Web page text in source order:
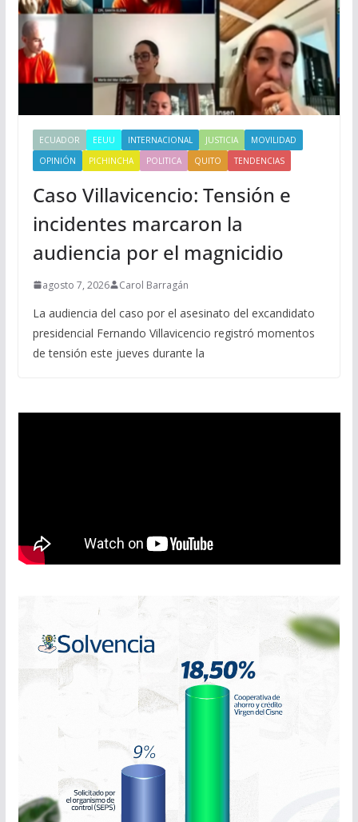
ECUADOR EEUU INTERNACIONAL JUSTICIA
MOVILIDAD
OPINIÓN
PICHINCHA POLITICA QUITO TENDENCIAS
Caso Villavicencio: Tensión e
incidentes marcaron la
audiencia por el magnicidio
agosto 7, 2026 Carol Barragán
La audiencia del caso por el asesinato del excandidato
presidencial Fernando Villavicencio registró momentos
de tensión este jueves durante la